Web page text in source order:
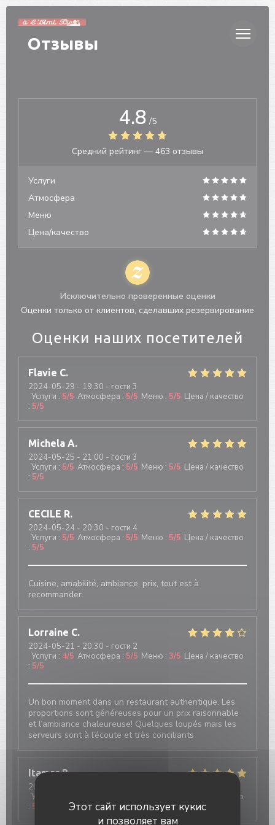
Панель управления cookies
Этот сайт использует кукис
и позволяет вам
Отзывы
Оценки наших посетителей
Flavie C
2024-05-29 - 19:30 - гости 3
Услуги : 5/5 Атмосфера : 5/5 Меню : 5/5 Цена / качество
: 5/5
Michela A
2024-05-25 - 21:00 - гости 3
Услуги : 5/5 Атмосфера : 5/5 Меню : 5/5 Цена / качество
: 5/5
CECILE R
2024-05-24 - 20:30 - гости 4
Услуги : 5/5 Атмосфера : 5/5 Меню : 5/5 Цена / качество
: 5/5
Cuisine, amabilité, ambiance, prix, tout est à
recommander.
Lorraine C
2024-05-21 - 20:30 - гости 2
Услуги : 4/5 Атмосфера : 5/5 Меню : 3/5 Цена / качество
: 5/5
Un bon moment dans un restaurant authentique. Les
proportions sont généreuses pour un prix raisonnable
et l’ambiance chaleureuse! Quelques loupés mais les
serveurs sont à l’écoute et très conciliants
Itamar B
2024-05-22
Услуги
Цена / качество
: 5
4.8 /5
Средний рейтинг — 463 отзывы
Услуги
Атмосфера
Меню
Цена/качество
Исключительно проверенные оценки
Оценки только от клиентов, сделавших резервирование